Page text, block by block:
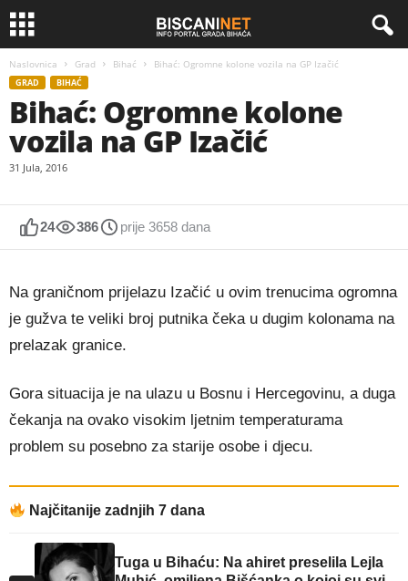
Naslovnica Grad Bihać Bihać: Ogromne kolone vozila na GP Izačić
GRAD BIHAĆ
Bihać: Ogromne kolone
vozila na GP Izačić
31 Jula, 2016
24 386 prije 3658 dana
Na graničnom prijelazu Izačić u ovim trenucima ogromna
je gužva te veliki broj putnika čeka u dugim kolonama na
prelazak granice.
Gora situacija je na ulazu u Bosnu i Hercegovinu, a duga
čekanja na ovako visokim ljetnim temperaturama
problem su posebno za starije osobe i djecu.
Najčitanije zadnjih 7 dana
Tuga u Bihaću: Na ahiret preselila Lejla